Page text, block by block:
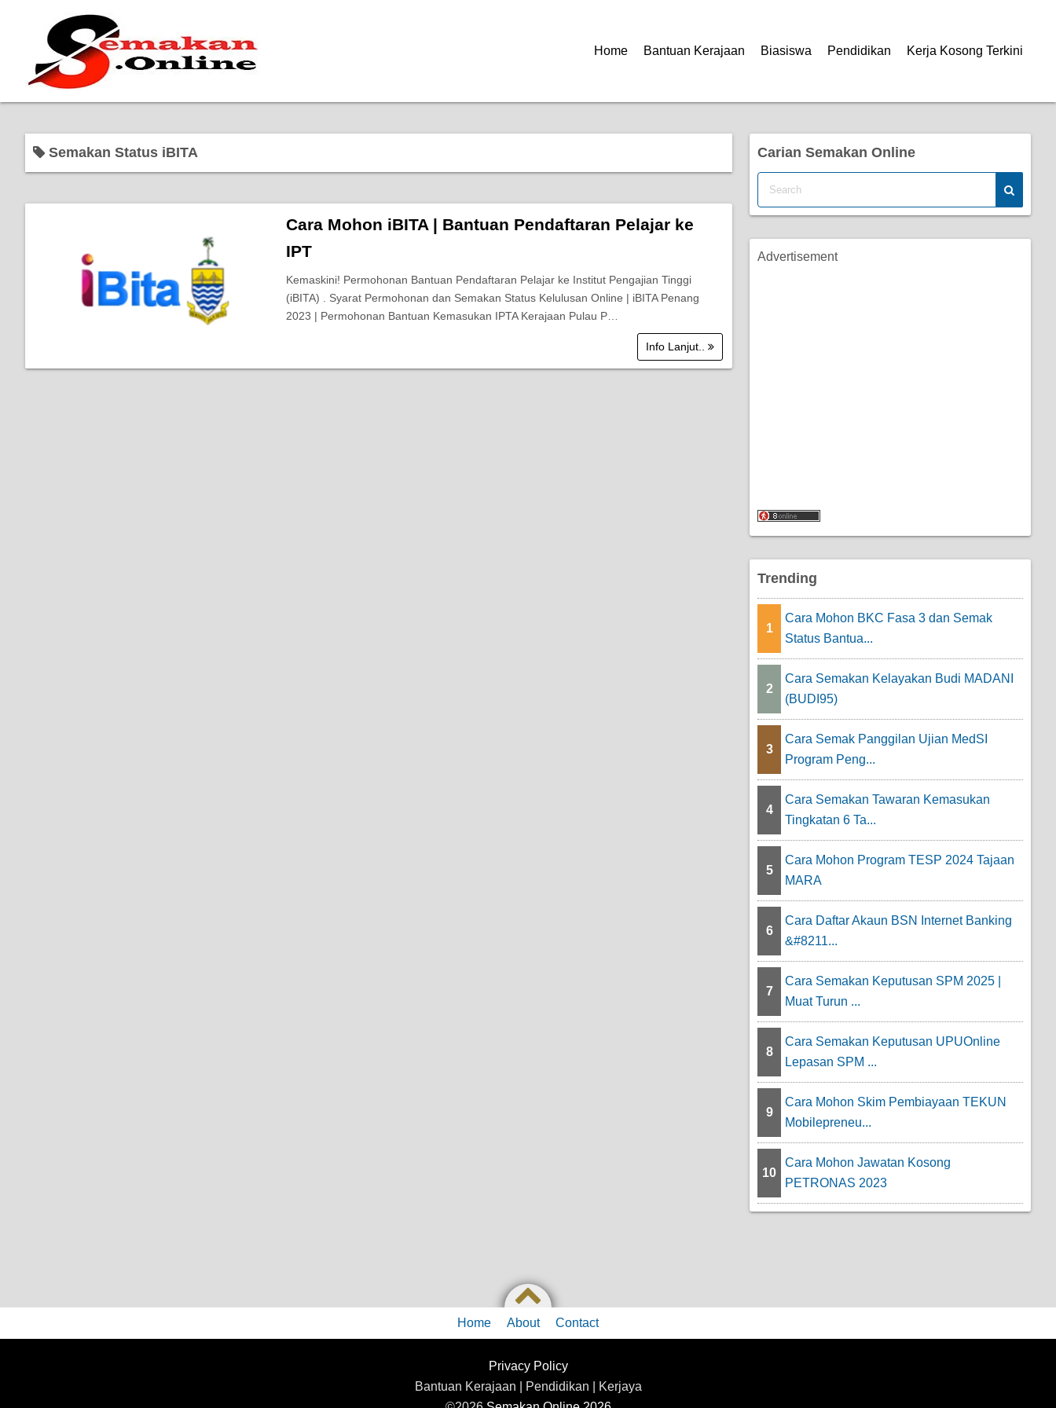
Home Bantuan Kerajaan Biasiswa Pendidikan Kerja Kosong Terkini
Semakan Status iBITA
Cara Mohon iBITA | Bantuan Pendaftaran Pelajar ke
IPT
Kemaskini! Permohonan Bantuan Pendaftaran Pelajar ke Institut Pengajian Tinggi
(iBITA) . Syarat Permohonan dan Semakan Status Kelulusan Online | iBITA Penang
2023 | Permohonan Bantuan Kemasukan IPTA Kerajaan Pulau P…
Info Lanjut..
Carian Semakan Online
Advertisement
Trending
1
Cara Mohon BKC Fasa 3 dan Semak
Status Bantua...
2
Cara Semakan Kelayakan Budi MADANI
(BUDI95)
3
Cara Semak Panggilan Ujian MedSI
Program Peng...
4
Cara Semakan Tawaran Kemasukan
Tingkatan 6 Ta...
5
Cara Mohon Program TESP 2024 Tajaan
MARA
6
Cara Daftar Akaun BSN Internet Banking
&#8211...
7
Cara Semakan Keputusan SPM 2025 |
Muat Turun ...
8
Cara Semakan Keputusan UPUOnline
Lepasan SPM ...
9
Cara Mohon Skim Pembiayaan TEKUN
Mobilepreneu...
10
Cara Mohon Jawatan Kosong
PETRONAS 2023
Home About Contact
Privacy Policy
Bantuan Kerajaan | Pendidikan | Kerjaya